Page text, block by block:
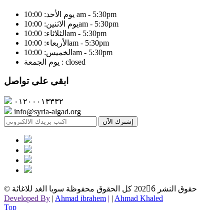
يوم الأحد: 10:00 am - 5:30pm
يوم الاثنين: 10:00am - 5:30pm
الثلاثاء: 10:00am - 5:30pm
الأربعاء: 10:00am - 5:30pm
الخميس: 10:00am - 5:30pm
يوم الجمعة : closed
ابقى على تواصل
٠١٢٠٠٠١٣٣٣٢
info@syria-algad.org
إشترك الآن
© حقوق النشر 2026ِ كل الحقوق محفوظة سويا الغد للاغاثة
Developed By | Ahmad ibrahem | | Ahmad Khaled
Top